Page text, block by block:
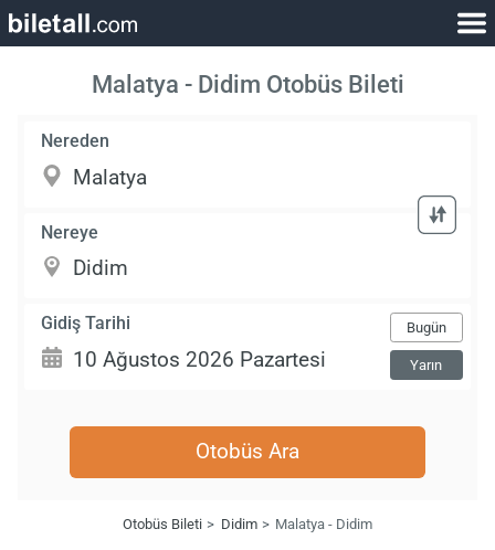
Malatya - Didim Otobüs Bileti
Nereden
Nereye
Gidiş Tarihi Bugün
Yarın
Otobüs Ara
Otobüs Bileti Didim Malatya - Didim